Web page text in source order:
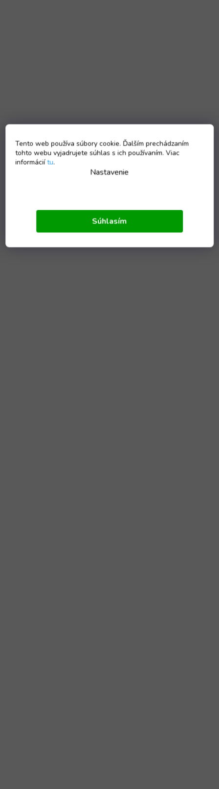
Tento web používa súbory cookie. Ďalším prechádzaním
tohto webu vyjadrujete súhlas s ich používaním. Viac
informáciítu.
Nastavenie
Súhlasím